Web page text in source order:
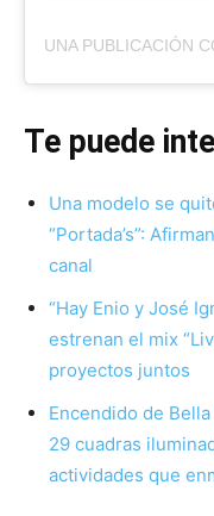
Te puede
Una modelo se
“Portada’s”:
canal
“Hay Enio y José
estrenan el mix
proyectos juntos
Encendido de
29 cuadras
actividades que